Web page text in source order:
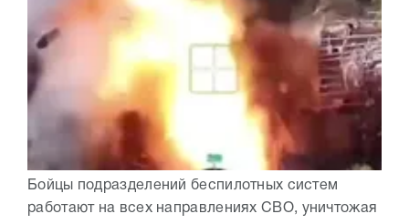
Бойцы подразделений беспилотных систем
работают на всех направлениях СВО, уничтожая